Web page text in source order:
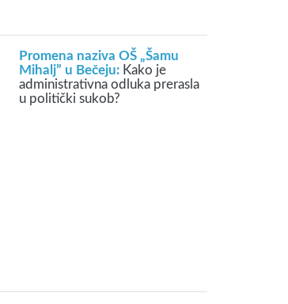
Promena naziva OŠ „Šamu
Mihalj” u Bečeju: Kako je
administrativna odluka prerasla
u politički sukob?